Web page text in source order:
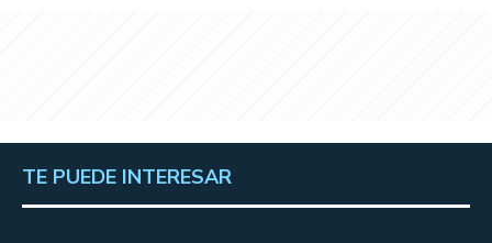
TE PUEDE INTERESAR